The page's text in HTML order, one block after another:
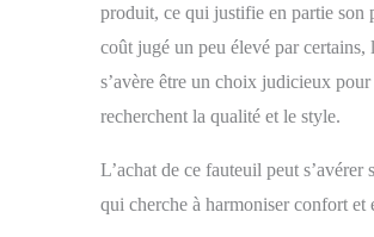
incluses
carton
produit, ce qui justifie en partie son
coût jugé un peu élevé par certains,
s’avère être un choix judicieux
recherchent la qualité et le style.
L’achat de ce fauteuil peut s’avérer
qui cherche à harmoniser confort et